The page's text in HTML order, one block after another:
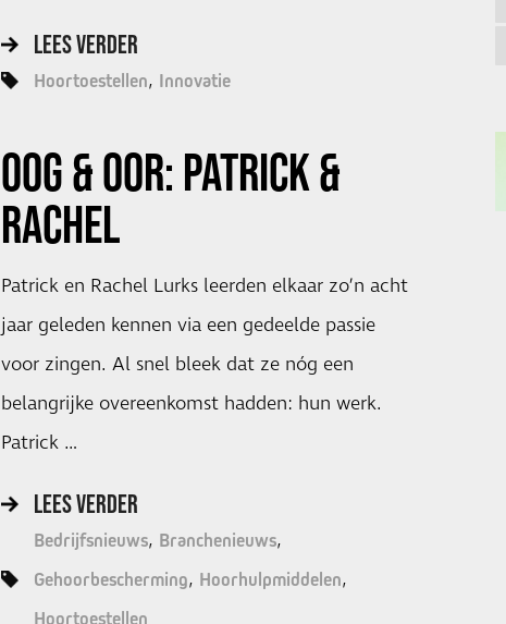
LEES VERDER
Hoortoestellen Innovatie
OOG & OOR: PATRICK &
RACHEL
Patrick en Rachel Lurks leerden elkaar zo’n acht
jaar geleden kennen via een gedeelde passie
voor zingen. Al snel bleek dat ze nóg een
belangrijke overeenkomst hadden: hun werk.
Patrick …
LEES VERDER
Bedrijfsnieuws Branchenieuws
Gehoorbescherming Hoorhulpmiddelen
Hoortoestellen